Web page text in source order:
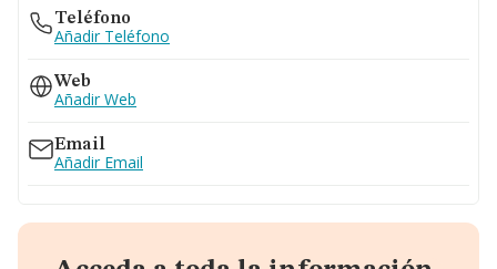
Teléfono
Añadir Teléfono
Web
Añadir Web
Email
Añadir Email